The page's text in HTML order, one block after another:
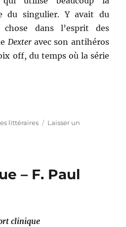
du singulier. Y avait du
chose dans l’esprit des
Dexteravec son antihéros
off, du temps où la série
littéraires
Laisser un
– F. Paul
clinique